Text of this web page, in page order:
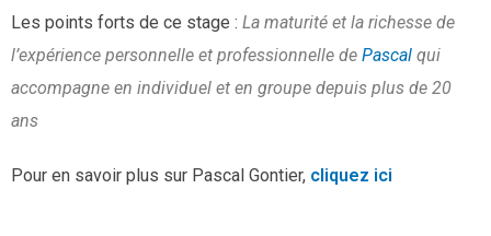
Les points forts de ce stage : La maturité et la richesse de
l’expérience personnelle et professionnelle de Pascal qui
accompagne en individuel et en groupe depuis plus de 20
ans
Pour en savoir plus sur Pascal Gontier, cliquez ici